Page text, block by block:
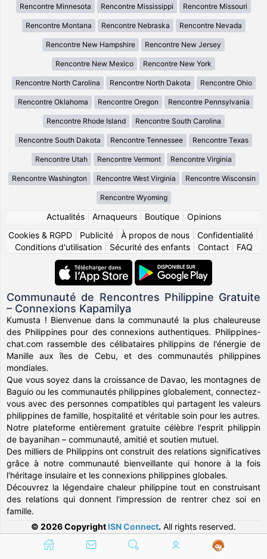
Rencontre Minnesota Rencontre Mississippi Rencontre Missouri
Rencontre Montana Rencontre Nebraska Rencontre Nevada
Rencontre New Hampshire Rencontre New Jersey
Rencontre New Mexico Rencontre New York
Rencontre North Carolina Rencontre North Dakota Rencontre Ohio
Rencontre Oklahoma Rencontre Oregon Rencontre Pennsylvania
Rencontre Rhode Island Rencontre South Carolina
Rencontre South Dakota Rencontre Tennessee Rencontre Texas
Rencontre Utah Rencontre Vermont Rencontre Virginia
Rencontre Washington Rencontre West Virginia Rencontre Wisconsin
Rencontre Wyoming
Actualités| Arnaqueurs| Boutique| Opinions
Cookies & RGPD
Publicité À propos de nous Confidentialité
Conditions d'utilisation| Sécurité des enfants| Contact| FAQ
Communauté de Rencontres Philippine Gratuite
– Connexions Kapamilya
Kumusta ! Bienvenue dans la communauté la plus chaleureuse
des Philippines pour des connexions authentiques. Philippines-
chat.com rassemble des célibataires philippins de l'énergie de
Manille aux îles de Cebu, et des communautés philippines
mondiales.
Que vous soyez dans la croissance de Davao, les montagnes de
Baguio ou les communautés philippines globalement, connectez-
vous avec des personnes compatibles qui partagent les valeurs
philippines de famille, hospitalité et véritable soin pour les autres.
Notre plateforme entièrement gratuite célèbre l'esprit philippin
de bayanihan – communauté, amitié et soutien mutuel.
Des milliers de Philippins ont construit des relations significatives
grâce à notre communauté bienveillante qui honore à la fois
l'héritage insulaire et les connexions philippines globales.
Découvrez la légendaire chaleur philippine tout en construisant
des relations qui donnent l'impression de rentrer chez soi en
famille.
© 2026 Copyright ISN Connect. All rights reserved.